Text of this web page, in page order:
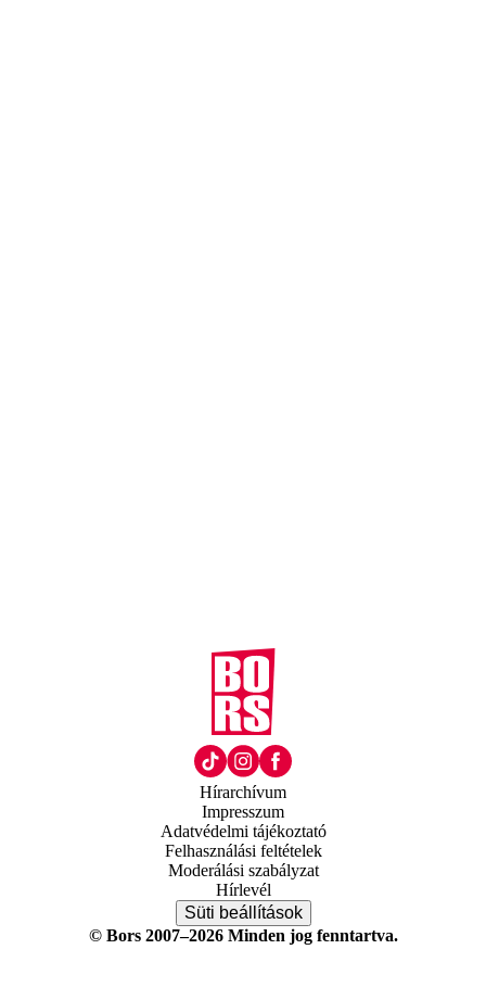
Hírarchívum
Impresszum
Adatvédelmi tájékoztató
Felhasználási feltételek
Moderálási szabályzat
Hírlevél
Süti beállítások
© Bors 2007–2026 Minden jog fenntartva.